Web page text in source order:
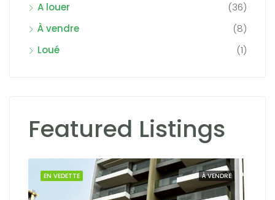
A louer
(36)
À vendre
(8)
Loué
(1)
Featured Listings
À VENDRE
EN VEDETTE